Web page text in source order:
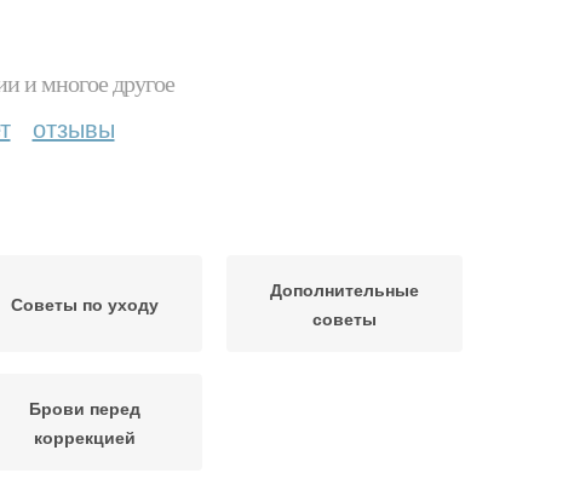
и многое другое
отзывы
Советы по уходу
Дополнительные
советы
Брови перед
коррекцией